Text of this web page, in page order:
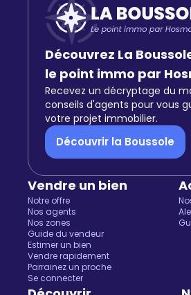
Découvrez La
le point immo par
Recevez un décryptage du
conseils d'agents pour vous
votre projet immobilier.
Découvrir la Boussole
Vendre un bien
Notre offre
Nos agents
Nos zones
Guide du vendeur
Estimer un bien
Vendre rapidement
Parrainez un proche
Se connecter